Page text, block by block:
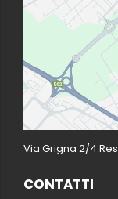
Via Grigna 2/4
CONTATTI